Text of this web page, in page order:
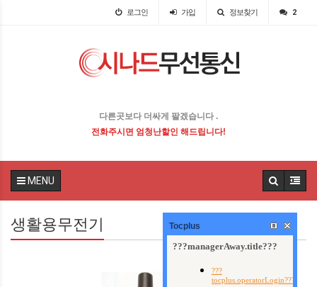
로그인 가입 정보찾기 2
다른곳보다 더싸게 팔겠습니다 .
전화주시면 엄청난할인 해드립니다!
MENU
생활용무전기 Tocplus